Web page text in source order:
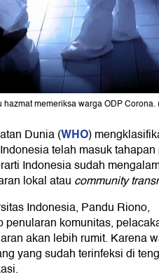
memeriksa warga ODP
Dunia (WHO)
telah masuk
Indonesia sudah
lokal atau community
Indonesia, Pandu Riono,
penularan komunitas,
akan lebih rumit. Karena
yang sudah terinfeksi di